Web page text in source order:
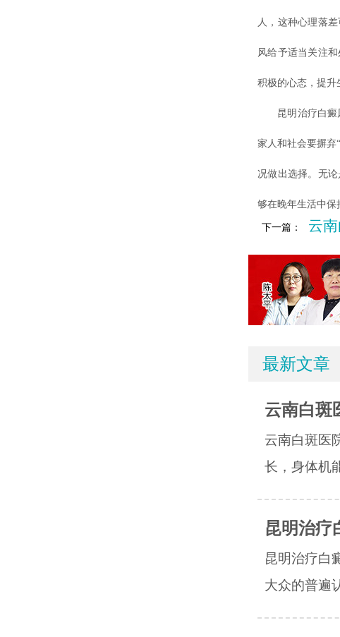
人，这种心理落
风给予适当关注
积极的心态，提升
昆明治疗白癜风
家人和社会要摒弃
况做出选择。无
够在晚年生活中保
下一篇： 云
最新文章
云南白斑
云南白斑医
长，身体机
昆明治疗
昆明治疗白
大众的普遍